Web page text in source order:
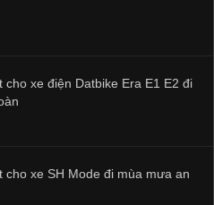
cho xe điện Datbike Era E1 E2 đi
cho xe SH Mode đi mùa mưa an